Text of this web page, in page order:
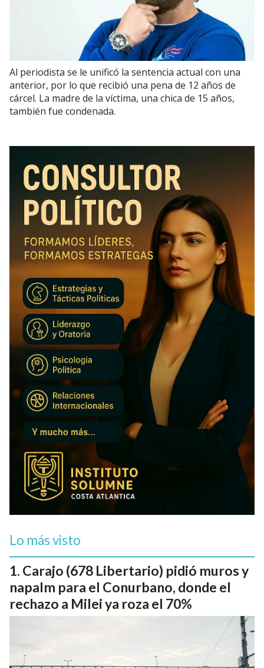
Al periodista se le unificó la sentencia actual con una
anterior, por lo que recibió una pena de 12 años de
cárcel. La madre de la víctima, una chica de 15 años,
también fue condenada.
Lo más visto
Carajo (678 Libertario) pidió muros y
napalm para el Conurbano, donde el
rechazo a Milei ya roza el 70%